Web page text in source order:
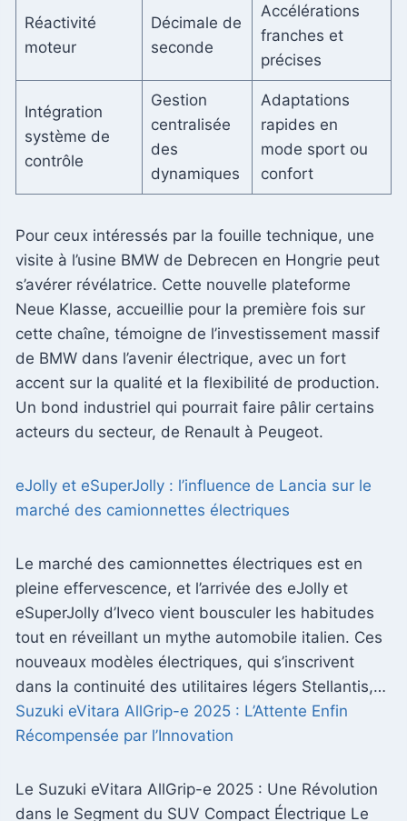
Réactivité
moteur
Décimale de
seconde
Accélérations
franches et
précises
Intégration
système de
contrôle
Gestion
centralisée
des
dynamiques
Adaptations
rapides en
mode sport ou
confort
Pour ceux intéressés par la fouille technique, une
visite à l’usine BMW de Debrecen en Hongrie peut
s’avérer révélatrice. Cette nouvelle plateforme
Neue Klasse, accueillie pour la première fois sur
cette chaîne, témoigne de l’investissement massif
de BMW dans l’avenir électrique, avec un fort
accent sur la qualité et la flexibilité de production.
Un bond industriel qui pourrait faire pâlir certains
acteurs du secteur, de Renault à Peugeot.
eJolly et eSuperJolly : l’influence de Lancia sur le
marché des camionnettes électriques
Le marché des camionnettes électriques est en
pleine effervescence, et l’arrivée des eJolly et
eSuperJolly d’Iveco vient bousculer les habitudes
tout en réveillant un mythe automobile italien. Ces
nouveaux modèles électriques, qui s’inscrivent
dans la continuité des utilitaires légers Stellantis,…
Suzuki eVitara AllGrip-e 2025 : L’Attente Enfin
Récompensée par l’Innovation
Le Suzuki eVitara AllGrip-e 2025 : Une Révolution
dans le Segment du SUV Compact Électrique Le